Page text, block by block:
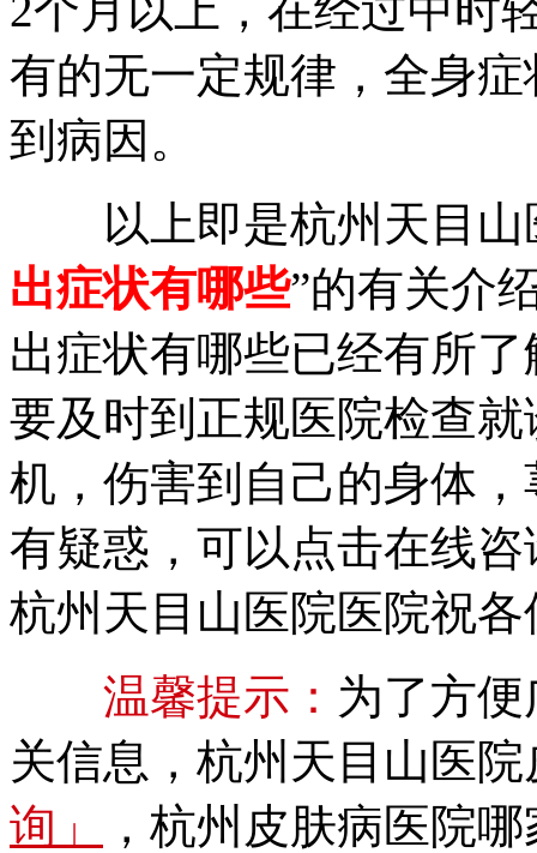
有的无一定规律，全身
到病因。
以上即是杭州天目山
出症状有哪些”的有关介
出症状有哪些已经有所
要及时到正规医院检查
机，伤害到自己的身体
有疑惑，可以点击在线
杭州天目山医院医院祝
温馨提示： 为了方
关信息，杭州天目山医
询」
，杭州皮肤病医院